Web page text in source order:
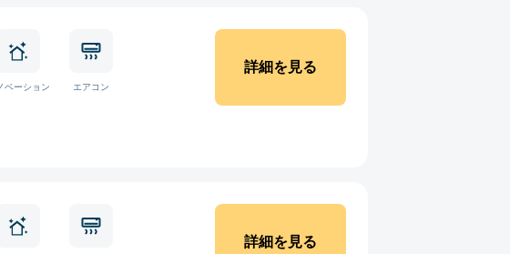
ベーション エアコン
詳細を見る
詳細を見る